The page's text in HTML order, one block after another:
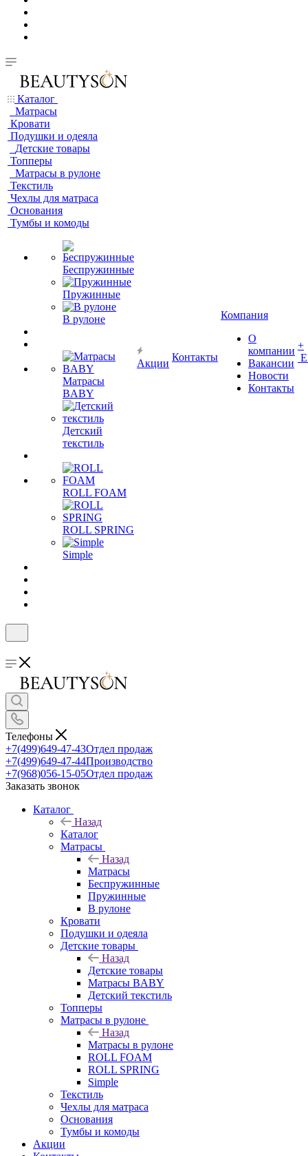
Каталог
Матрасы
Кровати
Подушки и одеяла
Детские товары
Топперы
Матрасы в рулоне
Текстиль
Чехлы для матраса
Основания
Тумбы и комоды
Беспружинные
Пружинные
В рулоне
Матрасы
BABY
Детский
текстиль
ROLL FOAM
ROLL SPRING
Simple
Акции
Контакты
Компания
О
компании
Вакансии
Новости
Контакты
+
Телефоны
+7(499)649-47-43Отдел продаж
+7(499)649-47-44Производство
+7(968)056-15-05Отдел продаж
Заказать звонок
Каталог
Назад
Каталог
Матрасы
Назад
Матрасы
Беспружинные
Пружинные
В рулоне
Кровати
Подушки и одеяла
Детские товары
Назад
Детские товары
Матрасы BABY
Детский текстиль
Топперы
Матрасы в рулоне
Назад
Матрасы в рулоне
ROLL FOAM
ROLL SPRING
Simple
Текстиль
Чехлы для матраса
Основания
Тумбы и комоды
Акции